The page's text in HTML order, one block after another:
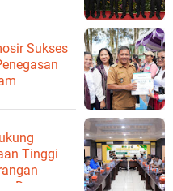
Sukses
Tinggi
Dan